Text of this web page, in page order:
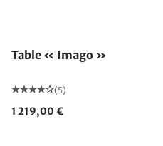
Table « Imago »
(5)
1 219,00 €